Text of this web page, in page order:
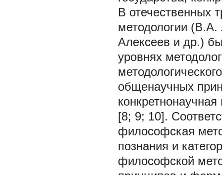
В отечественных
методологии
Алексеев и др.)
уровнях
общенаучных
[8; 9; 10].
философская
познания и
философской